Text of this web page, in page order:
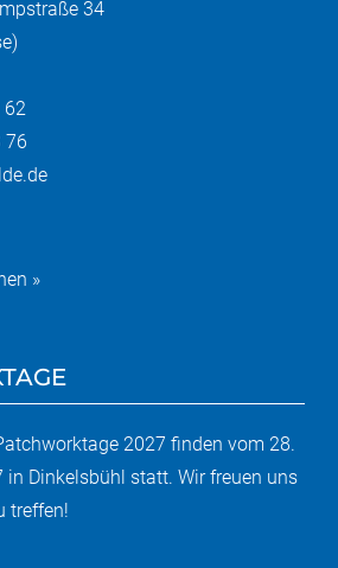
34
62
76
»
2027 finden vom 28.
Dinkelsbühl statt. Wir freuen uns
treffen!